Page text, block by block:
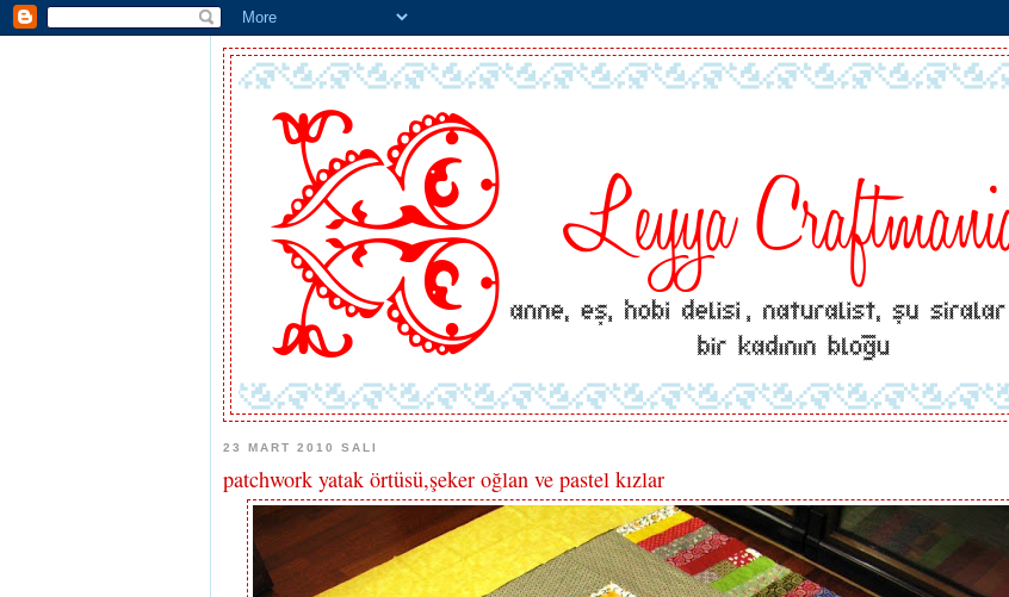
23 MART 2010 SALI
patchwork yatak örtüsü,şeker oğlan ve pastel kızlar